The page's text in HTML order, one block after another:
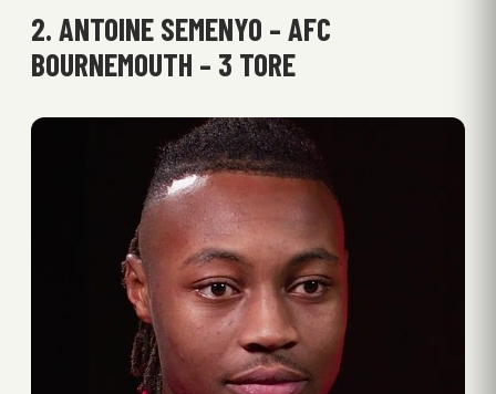
2. ANTOINE SEMENYO – AFC
BOURNEMOUTH – 3 TORE